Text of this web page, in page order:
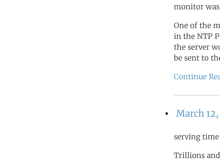
monitor
One of the
in the NTP
the server
be sent to
Continue
March
serving
Trillions